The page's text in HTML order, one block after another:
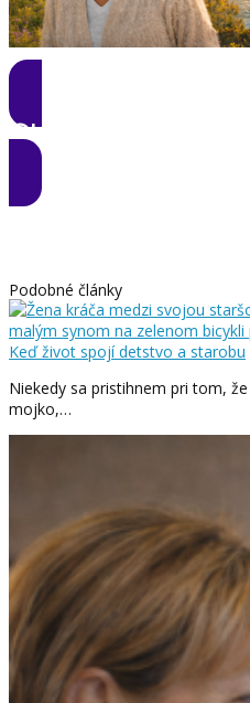
CHCEM ZMENU
Podobné články
Keď život spojí detstvo a starobu
Niekedy sa pristihnem pri tom,
mojko,…